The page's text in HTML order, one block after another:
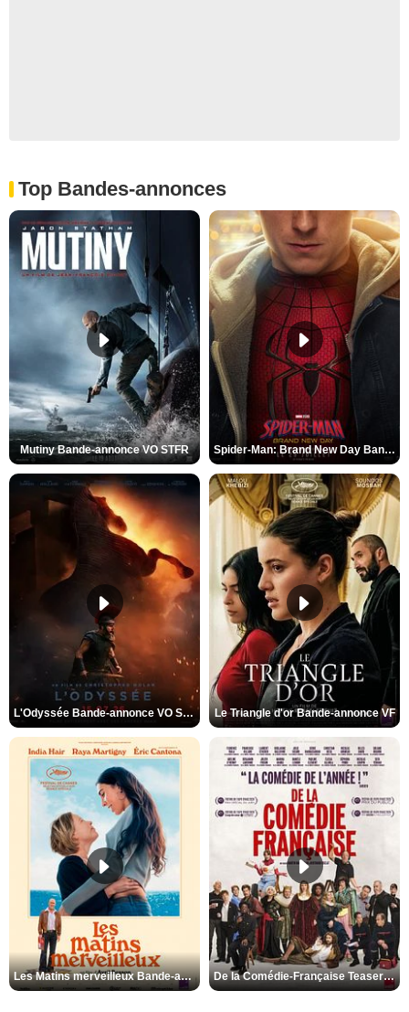
Top Bandes-annonces
Mutiny Bande-annonce VO STFR Spider-Man: Brand New Day Bande-annonce VO STFR
L'Odyssée Bande-annonce VO STFR Le Triangle d'or Bande-annonce VF
Les Matins merveilleux Bande-annonce VF De la Comédie-Française Teaser VF